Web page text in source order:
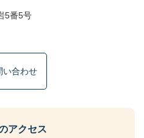
5番5号
い合わせ
アクセス